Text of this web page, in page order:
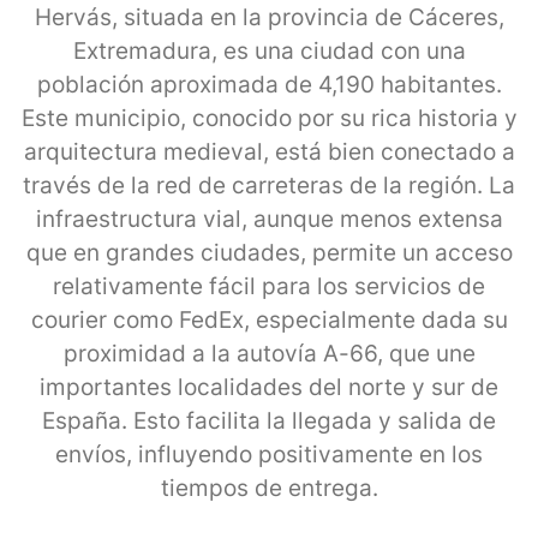
Hervás, situada en la provincia de Cáceres,
Extremadura, es una ciudad con una
población aproximada de 4,190 habitantes.
Este municipio, conocido por su rica historia y
arquitectura medieval, está bien conectado a
través de la red de carreteras de la región. La
infraestructura vial, aunque menos extensa
que en grandes ciudades, permite un acceso
relativamente fácil para los servicios de
courier como FedEx, especialmente dada su
proximidad a la autovía A-66, que une
importantes localidades del norte y sur de
España. Esto facilita la llegada y salida de
envíos, influyendo positivamente en los
tiempos de entrega.